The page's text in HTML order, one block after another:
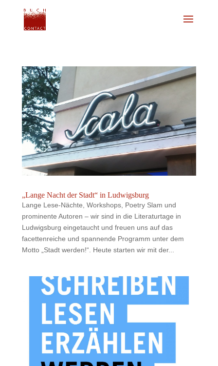
„Lange Nacht der Stadt“ in Ludwigsburg
Lange Lese-Nächte, Workshops, Poetry Slam und
prominente Autoren – wir sind in die Literaturtage in
Ludwigsburg eingetaucht und freuen uns auf das
facettenreiche und spannende Programm unter dem
Motto „Stadt werden!“. Heute starten wir mit der...